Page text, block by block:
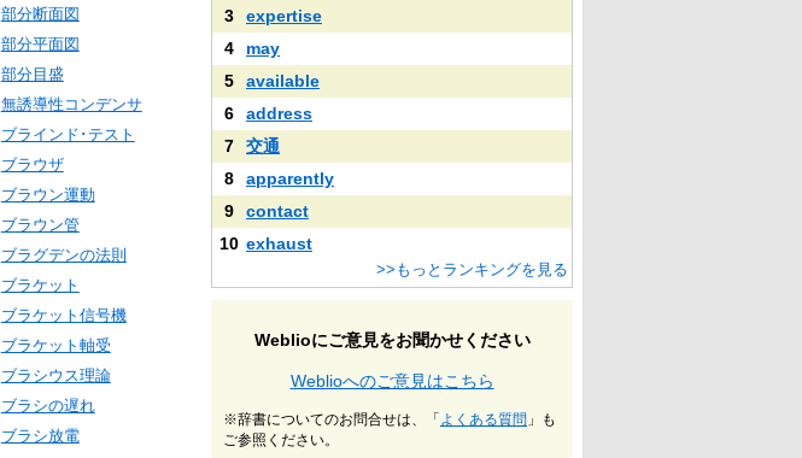
部分断面図
部分平面図
部分目盛
無誘導性コンデンサ
ブラインド･テスト
ブラウザ
ブラウン運動
ブラウン管
ブラグデンの法則
ブラケット
ブラケット信号機
ブラケット軸受
ブラシウス理論
ブラシの遅れ
ブラシ放電
3
expertise
4
may
5
available
6
address
7
交通
8
apparently
9
contact
10 exhaust
>>もっとランキングを見る
Weblioにご意見をお聞かせください
Weblioへのご意見はこちら
※辞書についてのお問合せは、「 よくある質問 」も
ご参照ください。